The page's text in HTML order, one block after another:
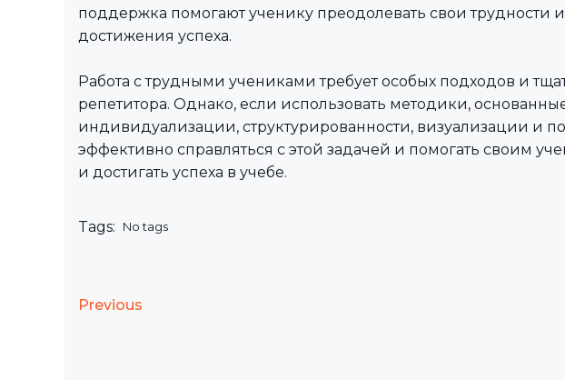
поддержка помогают ученику преодолевать свои трудности
достижения успеха.
Работа с трудными учениками требует особых подходов и
репетитора. Однако, если использовать методики,
индивидуализации, структурированности, визуализации и
эффективно справляться с этой задачей и помогать своим
и достигать успеха в учебе.
Tags: No tags
Previous